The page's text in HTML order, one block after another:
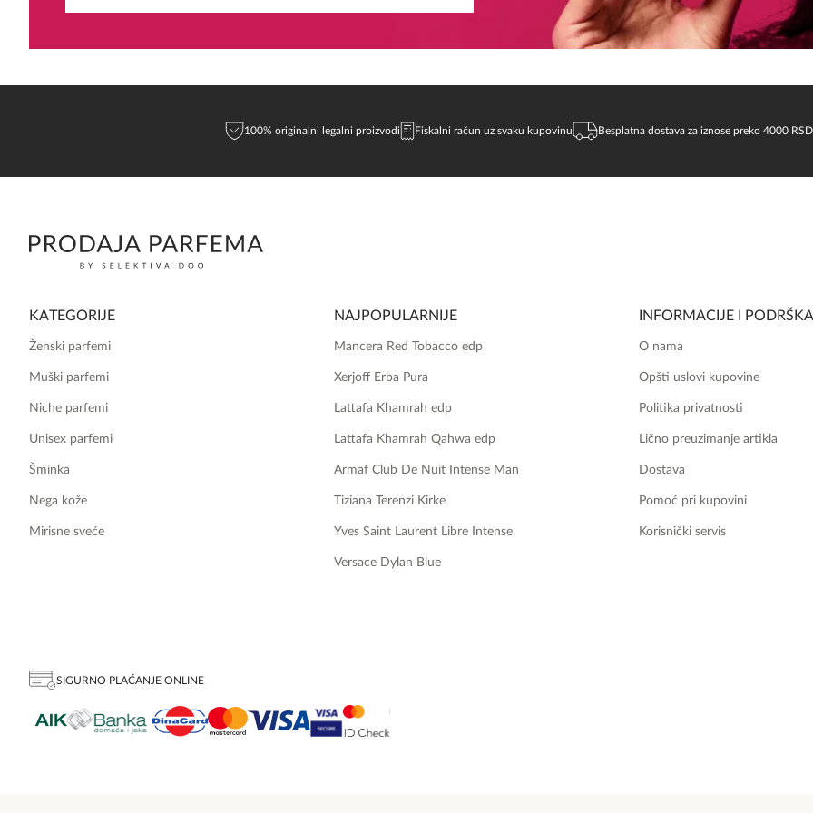
100% originalni legalni proizvodi Fiskalni račun uz svaku kupovinu Besplatna dostava za iznose preko 4000 RSD
KATEGORIJE
Ženski parfemi
Muški parfemi
Niche parfemi
Unisex parfemi
Šminka
Nega kože
Mirisne sveće
NAJPOPULARNIJE
Mancera Red Tobacco edp
Xerjoff Erba Pura
Lattafa Khamrah edp
Lattafa Khamrah Qahwa edp
Armaf Club De Nuit Intense Man
Tiziana Terenzi Kirke
Yves Saint Laurent Libre Intense
Versace Dylan Blue
INFORMACIJE I PODRŠKA
O nama
Opšti uslovi kupovine
Politika privatnosti
Lično preuzimanje artikla
Dostava
Pomoć pri kupovini
Korisnički servis
SIGURNO PLAĆANJE ONLINE